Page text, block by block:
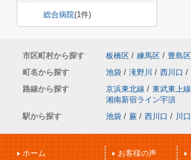
総合病院(1件)
市区町村から探す 板橋区 / 練馬区 / 豊島区
町名から探す
池袋 / 滝野川 / 西川口 /
路線から探す
京浜東北線 / 東武東上線
湘南新宿ライン宇須
駅から探す
池袋 / 蕨 / 西川口 / 川口
ホーム お客様の声